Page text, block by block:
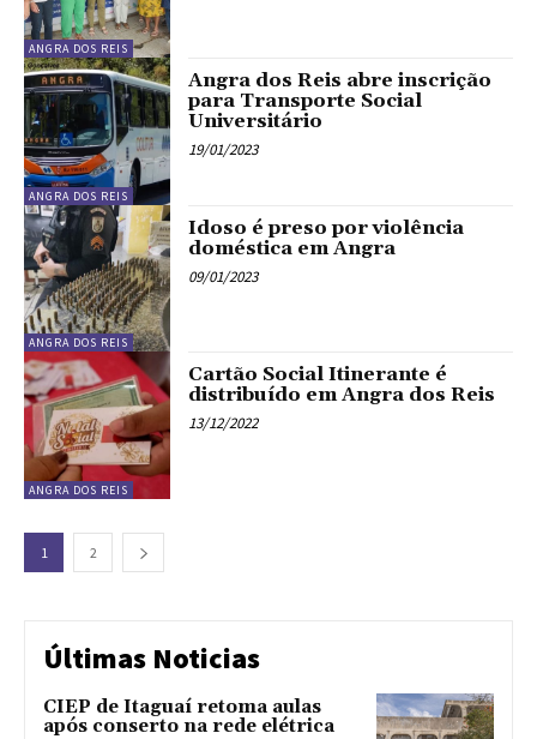
ANGRA DOS REIS
ANGRA DOS REIS
Angra dos Reis abre inscrição
para Transporte Social
Universitário
19/01/2023
ANGRA DOS REIS
Idoso é preso por violência
doméstica em Angra
09/01/2023
ANGRA DOS REIS
Cartão Social Itinerante é
distribuído em Angra dos Reis
13/12/2022
1 2
Últimas Noticias
CIEP de Itaguaí retoma aulas
após conserto na rede elétrica